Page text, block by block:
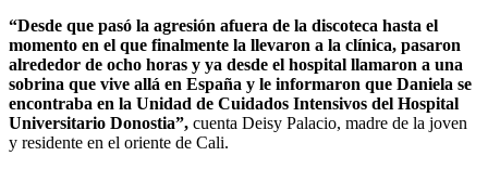
“Desde que pasó la agresión afuera de la discoteca hasta el
momento en el que finalmente la llevaron a la clínica, pasaron
alrededor de ocho horas y ya desde el hospital llamaron a una
sobrina que vive allá en España y le informaron que Daniela se
encontraba en la Unidad de Cuidados Intensivos del Hospital
Universitario Donostia”, cuenta Deisy Palacio, madre de la joven
y residente en el oriente de Cali.